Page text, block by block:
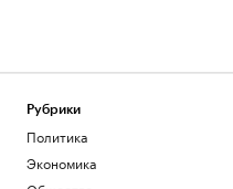
Рубрики
Политика
Экономика